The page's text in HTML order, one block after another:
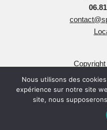
Copyright
Tous
|
Nous utilisons des
expérience sur notre site
site, nous